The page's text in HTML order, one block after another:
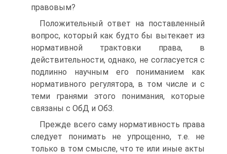
правовым?
Положительный ответ на поставленный
вопрос, который как будто бы вытекает из
нормативной трактовки права, в
действительности, однако, не согласуется с
подлинно научным его пониманием как
нормативного регулятора, в том числе и с
теми гранями этого понимания, которые
связаны с ОбД и ОбЗ.
Прежде всего саму нормативность права
следует понимать не упрощенно, т.е. не
только в том смысле, что те или иные акты